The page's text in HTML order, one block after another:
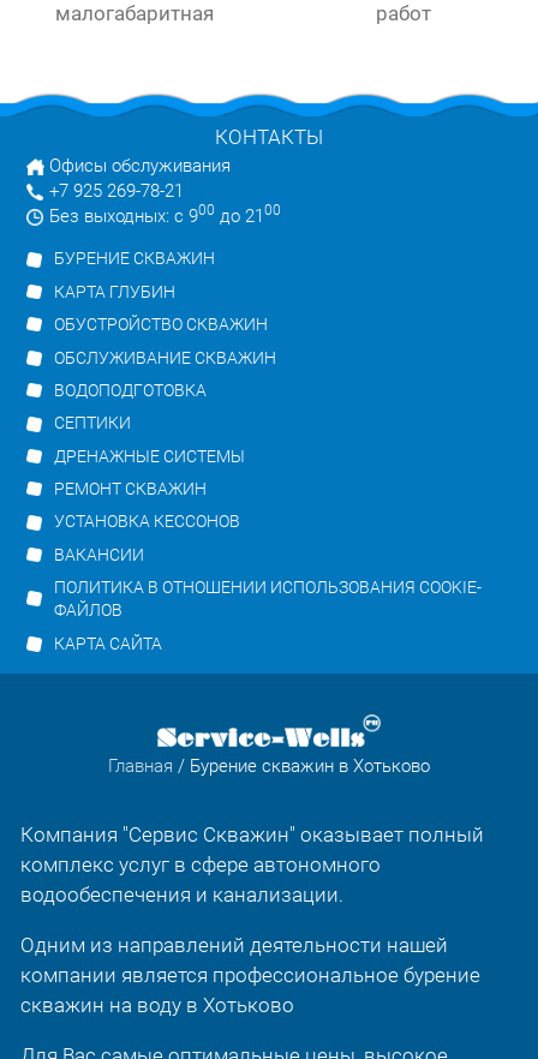
малогабаритная
работ
КОНТАКТЫ
Офисы обслуживания
+7 925 269-78-21
Без выходных: с 900 до 21 00
БУРЕНИЕ СКВАЖИН
КАРТА ГЛУБИН
ОБУСТРОЙСТВО СКВАЖИН
ОБСЛУЖИВАНИЕ СКВАЖИН
ВОДОПОДГОТОВКА
СЕПТИКИ
ДРЕНАЖНЫЕ СИСТЕМЫ
РЕМОНТ СКВАЖИН
УСТАНОВКА КЕССОНОВ
ВАКАНСИИ
ПОЛИТИКА В ОТНОШЕНИИ ИСПОЛЬЗОВАНИЯ COOKIE-
ФАЙЛОВ
КАРТА САЙТА
Главная / Бурение скважин в Хотьково
Компания "Сервис Скважин" оказывает полный
комплекс услуг в сфере автономного
водообеспечения и канализации.
Одним из направлений деятельности нашей
компании является профессиональное бурение
скважин на воду в Хотьково